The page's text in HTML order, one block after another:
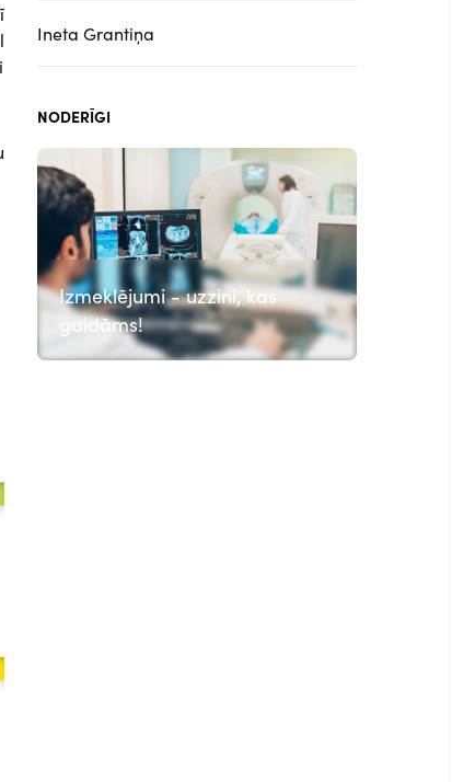
Ineta Grantiņa
NODERĪGI
Izmeklējumi - uzzini, kas
gaidāms!